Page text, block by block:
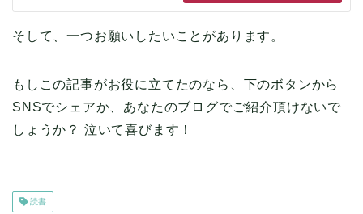
そして、一つお願いしたいことがあります。
もしこの記事がお役に立てたのなら、下のボタンから
SNSでシェアか、あなたのブログでご紹介頂けないで
しょうか？ 泣いて喜びます！
読書